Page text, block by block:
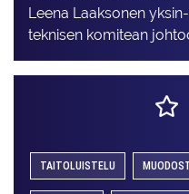
Leena Laaksonen
teknisen komitean
TAITOLUISTELU